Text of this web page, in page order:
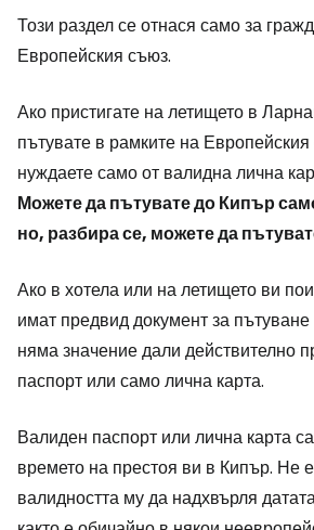
Този раздел се отнася само за
Европейския съюз.
Ако пристигате на летището в
пътувате в рамките на
нуждаете само от валидна лична
Можете да пътувате до Кипър
но, разбира се, можете да
Ако в хотела или на летището ви
имат предвид документ за пътуване
няма значение дали действително
паспорт или само лична карта.
Валиден паспорт или лична карта
времето на престоя ви в Кипър. Не
валидността му да надхвърля